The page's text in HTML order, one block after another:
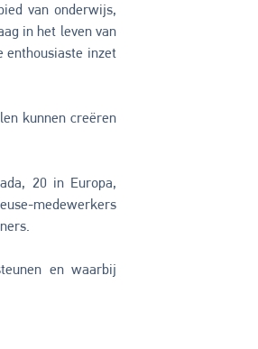
van onderwijs,
in het leven van
enthousiaste inzet
kunnen creëren
20 in Europa,
medewerkers
en waarbij